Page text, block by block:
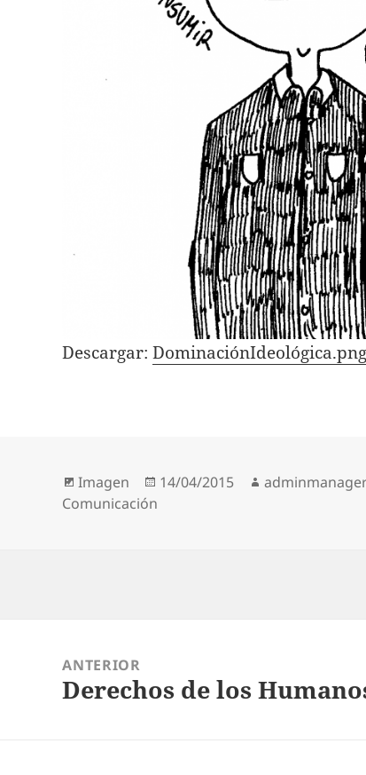
Descargar:
Formato
Imagen
Publicado
14/04/2015 Autor
Comunicación
entradas
ANTERIOR
Entrada
Derechos de los